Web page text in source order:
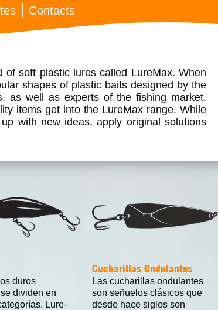
Contacts
soft plastic lures called LureMax. When
shapes of plastic baits designed by the
as well as experts of the fishing market,
items get into the LureMax range. While
with new ideas, apply original solutions
duros
dividen en
Lure-
Cucharillas Ondulantes
Las cucharillas ondulantes
son señuelos clásicos que
desde hace siglos son